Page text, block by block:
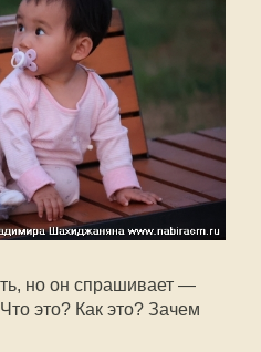
но он спрашивает —
это? Как это? Зачем